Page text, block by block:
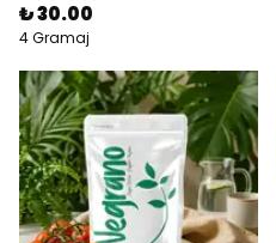
₺ 30.00
4 Gramaj